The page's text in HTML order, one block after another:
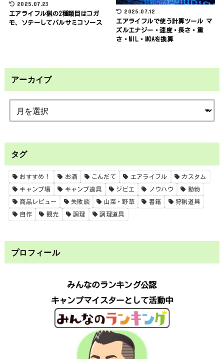
2025.07.23
エアライフル猟の2種類目はコガ
モ、ソテーしてバルサミコソース
2025.07.12
エアライフルで使う計算ツール マ
ズルエナジー・速度・長さ・重
さ・MIL・MOAを換算
アーカイブ
タグ
おすすめ！ お酒 こんだて エアライフル カスタム
キャンプ場 キャンプ道具 ジビエ ノウハウ 動物
商品レビュー 失敗談 山菜・野草 書籍 狩猟道具
自作 観光 調理 調理道具
プロフィール
みんなのランキング公認
キャンプマイスターとして活動中